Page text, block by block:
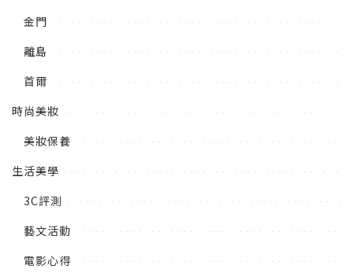
金門
離島
首爾
時尚美妝
美妝保養
生活美學
3C評測
藝文活動
電影心得